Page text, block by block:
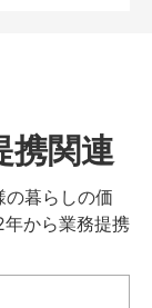
携関連
の暮らしの価
から業務提携